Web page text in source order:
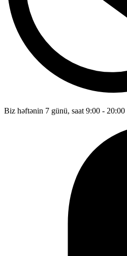
Biz həftənin 7 günü, saat 9:00 - 20:00